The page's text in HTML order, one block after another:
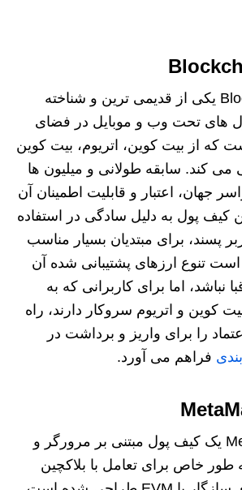
کیف پول Blockchain یکی از قدیمی ترین و شناخته
های تحت وب و موبایل در فضای
که از بیت کوین، اتریوم، بیت کوین
می کند. سابقه طولانی و میلیون ها
جهان، اعتبار و قابلیت اطمینان آن
کیف پول به دلیل سادگی در استفاده
پسند، برای مبتدیان بسیار مناسب
تنوع ارزهای پشتیبانی شده آن
نباشد، اما برای کاربرانی که به
کوین و اتریوم سروکار دارند، راه
را برای واریز و برداشت در
فراهم می آورد.
متامسک MetaMask یک کیف پول مبتنی بر مرورگر و
طور خاص برای تعامل با بلاکچین